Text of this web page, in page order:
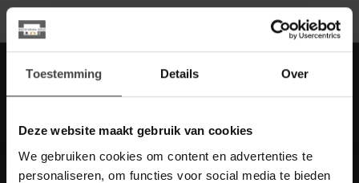
Toestemming Details Over
Deze website maakt gebruik van cookies
We gebruiken cookies om content en advertenties te
personaliseren, om functies voor social media te bieden
Meld je aan voor onze nieuwbrief met
scherpe acties